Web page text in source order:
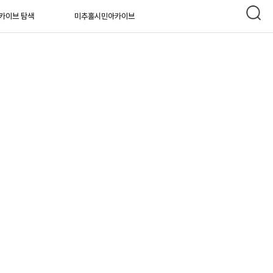
이브 탐색 미추홀시민아카이브